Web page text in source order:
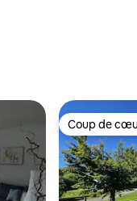
Coup de
Coup de